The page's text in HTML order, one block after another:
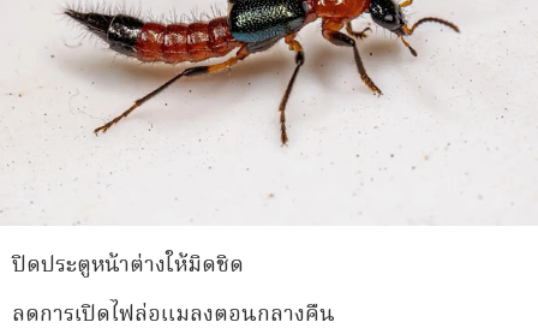
ปิดประตูหน้าต่างให้มิดชิด
ลดการเปิดไฟล่อแมลงตอนกลางคืน